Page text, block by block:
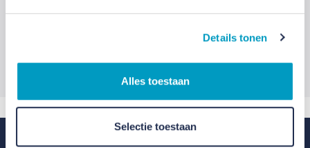
Details tonen
Alles toestaan
Selectie toestaan